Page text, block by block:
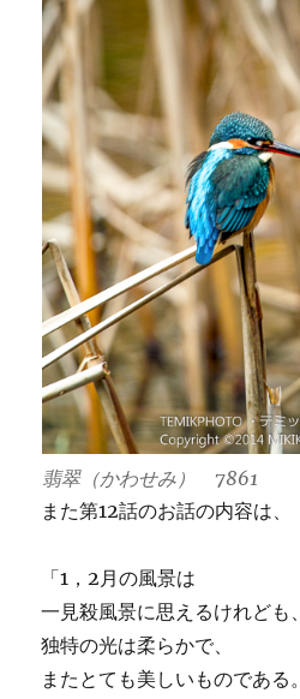
翡翠（かわせみ） 7861
また第12話のお話の内容は、
「1，2月の風景は
一見殺風景に思えるけれども、
独特の光は柔らかで、
またとても美しいものである。